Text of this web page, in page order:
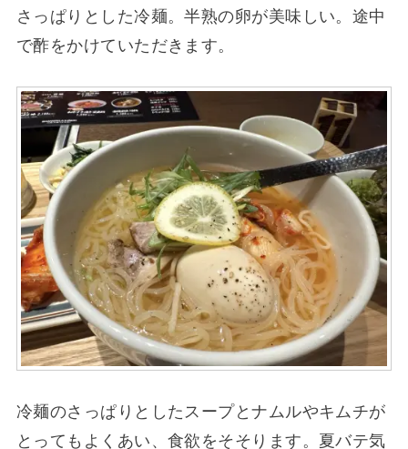
さっぱりとした冷麺。半熟の卵が美味しい。途中
で酢をかけていただきます。
冷麺のさっぱりとしたスープとナムルやキムチが
とってもよくあい、食欲をそそります。夏バテ気